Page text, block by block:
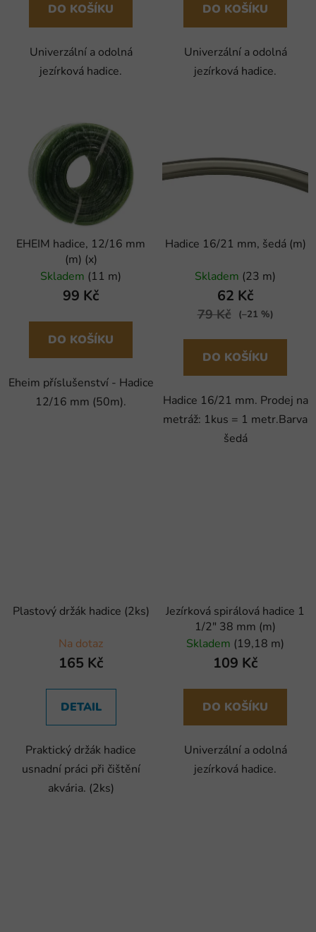
DO KOŠÍKU
Univerzální a odolná
jezírková hadice.
DO KOŠÍKU
Univerzální a odolná
jezírková hadice.
EHEIM hadice, 12/16 mm
(m) (x)
Skladem (11 m)
99 Kč
DO KOŠÍKU
Eheim příslušenství - Hadice
12/16 mm (50m).
Hadice 16/21 mm, šedá (m)
Skladem (23 m)
62 Kč
79 Kč (–21 %)
DO KOŠÍKU
Hadice 16/21 mm. Prodej na
metráž: 1kus = 1 metr.Barva
šedá
Plastový držák hadice (2ks)
Na dotaz
165 Kč
DETAIL
Praktický držák hadice
usnadní práci při čištění
akvária. (2ks)
Jezírková spirálová hadice 1
1/2" 38 mm (m)
Skladem (19,18 m)
109 Kč
DO KOŠÍKU
Univerzální a odolná
jezírková hadice.